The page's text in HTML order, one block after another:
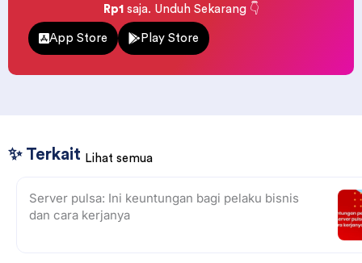
Rp1 saja. Unduh Sekarang 👇
App Store Play Store
✨ Terkait Lihat semua
Server pulsa: Ini keuntungan bagi pelaku bisnis
dan cara kerjanya